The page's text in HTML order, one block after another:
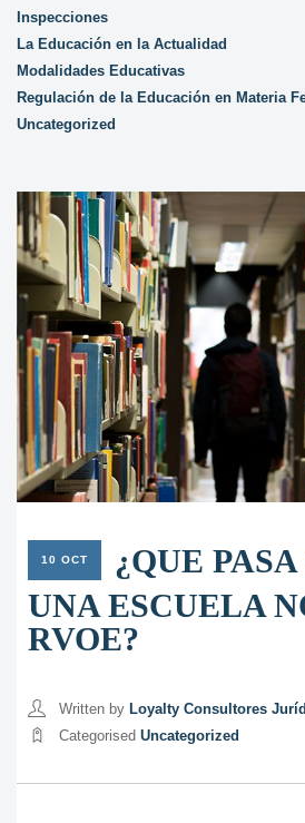
Inspecciones
La Educación en la Actualidad
Modalidades Educativas
Regulación de la Educación en Materia
Uncategorized
10 OCT
¿QUE
UNA ESCUELA
RVOE?
Written by Loyalty Consultores
Categorised Uncategorized